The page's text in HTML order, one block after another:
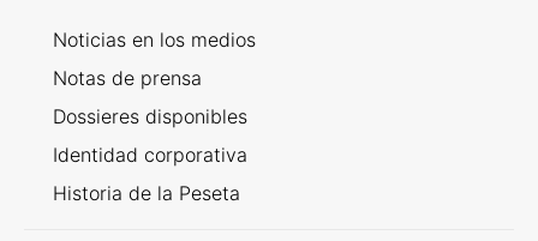
Noticias en los medios
Notas de prensa
Dossieres disponibles
Identidad corporativa
Historia de la Peseta